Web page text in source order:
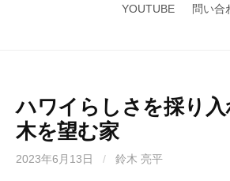
YOUTUBE 問い合
ハワイらしさを採り
木を望む家
2023年6月13日 / 鈴木 亮平